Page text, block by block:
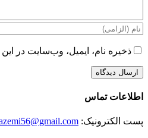
ذخیره نام، ایمیل، وب‌سایت در
اطلاعات تماس
پست الکترونیک: